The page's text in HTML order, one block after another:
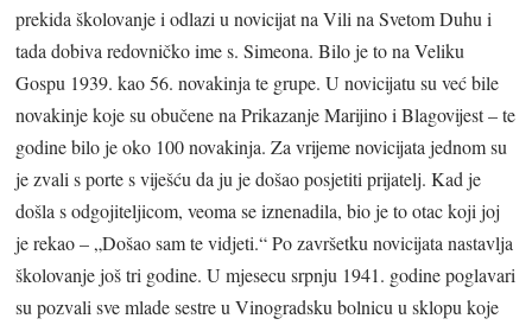
prekida školovanje i odlazi u novicijat na Vili na Svetom Duhu i
tada dobiva redovničko ime s. Simeona. Bilo je to na Veliku
Gospu 1939. kao 56. novakinja te grupe. U novicijatu su već bile
novakinje koje su obučene na Prikazanje Marijino i Blagovijest – te
godine bilo je oko 100 novakinja. Za vrijeme novicijata jednom su
je zvali s porte s viješću da ju je došao posjetiti prijatelj. Kad je
došla s odgojiteljicom, veoma se iznenadila, bio je to otac koji joj
je rekao – „Došao sam te vidjeti.“ Po završetku novicijata nastavlja
školovanje još tri godine. U mjesecu srpnju 1941. godine poglavari
su pozvali sve mlade sestre u Vinogradsku bolnicu u sklopu koje